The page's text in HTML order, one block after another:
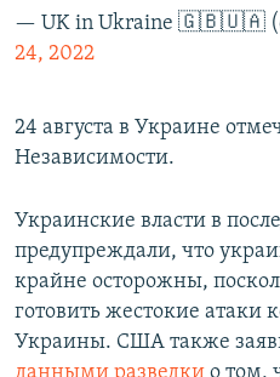
— UK in Ukraine 🇬🇧🇺🇦
24, 2022
24 августа в Украине
Независимости.
Украинские власти в
предупреждали, что
крайне осторожны,
готовить жестокие
Украины. США также